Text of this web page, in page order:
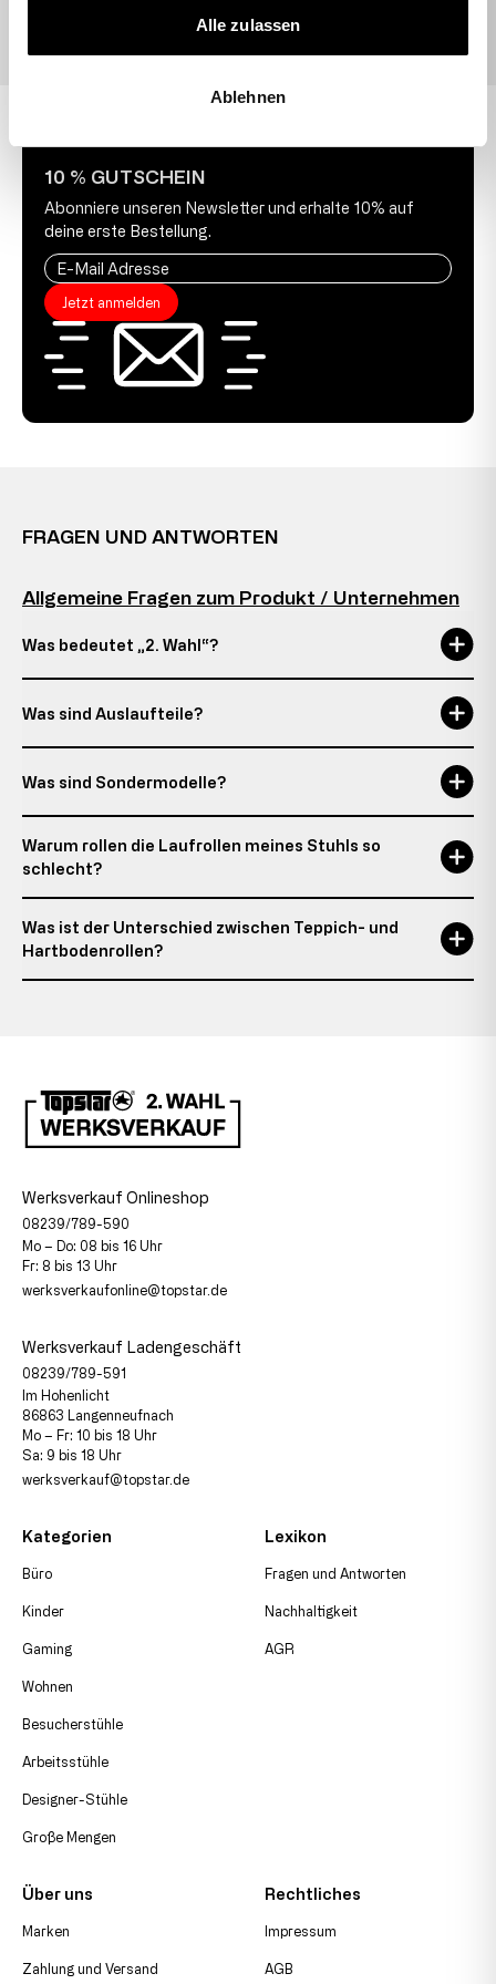
Alle zulassen
Ablehnen
10 % GUTSCHEIN
Abonniere unseren Newsletter und erhalte 10% auf
deine erste Bestellung.
Jetzt anmelden
FRAGEN UND ANTWORTEN
Allgemeine Fragen zum Produkt / Unternehmen
Was bedeutet „2. Wahl“?
Was sind Auslaufteile?
Was sind Sondermodelle?
Warum rollen die Laufrollen meines Stuhls so
schlecht?
Was ist der Unterschied zwischen Teppich- und
Hartbodenrollen?
Werksverkauf Onlineshop
08239/789-590
Mo – Do: 08 bis 16 Uhr
Fr: 8 bis 13 Uhr
werksverkaufonline@topstar.de
Werksverkauf Ladengeschäft
08239/789-591
Im Hohenlicht
86863 Langenneufnach
Mo – Fr: 10 bis 18 Uhr
Sa: 9 bis 18 Uhr
werksverkauf@topstar.de
Kategorien
Büro
Kinder
Gaming
Wohnen
Besucherstühle
Arbeitsstühle
Designer-Stühle
Große Mengen
Lexikon
Fragen und Antworten
Nachhaltigkeit
AGR
Über uns
Marken
Zahlung und Versand
Rechtliches
Impressum
AGB